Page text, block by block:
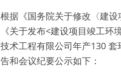
根据《国务院关于修改〈建
《关于发布<建设项目竣工
技术工程有限公司年产130
告和会议纪要公示如下：